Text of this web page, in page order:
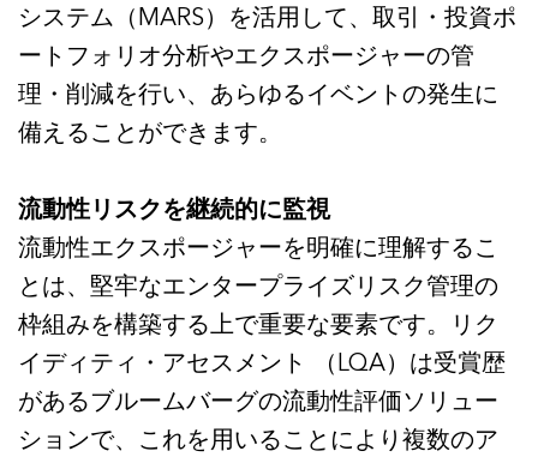
システム（MARS）を活用して、取引・投資ポ
ートフォリオ分析やエクスポージャーの管
理・削減を行い、あらゆるイベントの発生に
備えることができます。
流動性リスクを継続的に監視
流動性エクスポージャーを明確に理解するこ
とは、堅牢なエンタープライズリスク管理の
枠組みを構築する上で重要な要素です。リク
イディティ・アセスメント （LQA）は受賞歴
があるブルームバーグの流動性評価ソリュー
ションで、これを用いることにより複数のア